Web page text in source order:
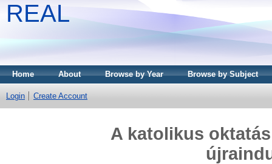
REAL
Home About Browse by Year Browse by Subject
Login Create Account
A katolikus